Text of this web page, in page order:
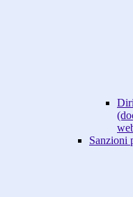
Sanzioni